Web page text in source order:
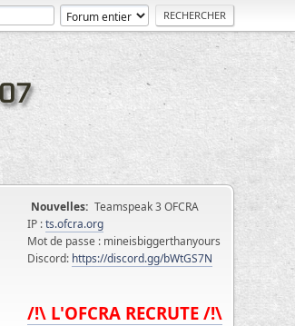
Nouvelles: Teamspeak 3 OFCRA
IP :ts.ofcra.org
Mot de passe : mineisbiggerthanyours
Discord: https://discord.gg/bWtGS7N
/!\ L'OFCRA RECRUTE /!\